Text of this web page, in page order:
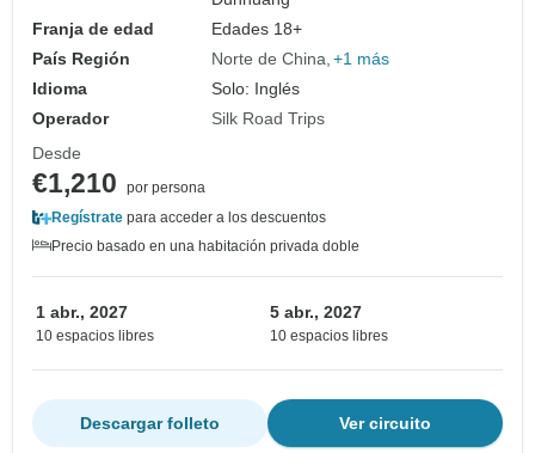
Franja de edad
Edades 18+
País Región
Norte de China +1 más
Idioma
Solo: Inglés
Operador
Silk Road Trips
Desde
€1,210
por persona
Regístrate para acceder a los descuentos
Precio basado en una habitación privada doble
1 abr., 2027
10 espacios libres
5 abr., 2027
10 espacios libres
Ver circuito
Descargar folleto